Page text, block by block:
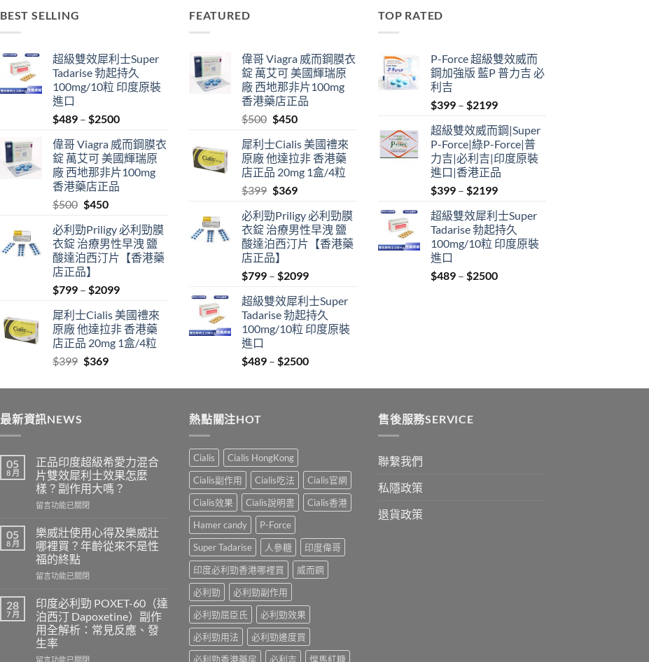
BEST SELLING
超級雙效犀利士Super
Tadarise 勃起持久
100mg/10粒 印度原裝
進口
$489 – $2500Price
$489
through
$2500
偉哥 Viagra 威而鋼膜衣
錠 萬艾可 美國輝瑞原
廠 西地那非片100mg
香港藥店正品
$500 Original
was:
$500.
$450Current
is:
$450.
必利勁Priligy 必利勁膜
衣錠 治療男性早洩 鹽
酸達泊西汀片【香港藥
店正品】
$799 – $2099Price
$799
through
$2099
犀利士Cialis 美國禮來
原廠 他達拉非 香港藥
店正品 20mg 1盒/4粒
$399 Original
was:
$369Current
is:
FEATURED
偉哥 Viagra 威而鋼膜衣
錠 萬艾可 美國輝瑞原
廠 西地那非片100mg
香港藥店正品
$500 Original
was:
$500.
$450Current
is:
$450.
犀利士Cialis 美國禮來
原廠 他達拉非 香港藥
店正品 20mg 1盒/4粒
$399 Original
was:
$399.
$369Current
is:
$369.
必利勁Priligy 必利勁膜
衣錠 治療男性早洩 鹽
酸達泊西汀片【香港藥
店正品】
$799 – $2099Price
$799
through
$2099
超級雙效犀利士Super
Tadarise 勃起持久
100mg/10粒 印度原裝
進口
$489 – $2500Price
$489
TOP RATED
P-Force 超級雙效威而
鋼加強版 藍P 普力吉 必
利吉
$399 – $2199Price
$399
through
$2199
超級雙效威而鋼|Super
P-Force|綠P-Force|普
力吉|必利吉|印度原裝
進口|香港正品
$399 – $2199Price
$399
through
$2199
超級雙效犀利士Super
Tadarise 勃起持久
100mg/10粒 印度原裝
進口
$489 – $2500Price
最新資訊NEWS
05
8 月
正品印度超級希愛力混合
片雙效犀利士效果怎麼
樣？副作用大嗎？
在
品
印
度
超
級
愛
力
混
合
片
雙
留言功能已關閉
05
8 月
樂威壯使用心得及樂威壯
哪裡買？年齡從來不是性
福的終點
在
威
壯
使
用
心
得
留言功能已關閉
28
7 月
印度必利勁 POXET-60（達
泊西汀 Dapoxetine）副作
用全解析：常見反應、發
生率
在
留言功能已關閉
熱點關注HOT
Cialis
Cialis HongKong
Cialis副作用
Cialis吃法
Cialis官網
Cialis效果
Cialis說明書
Cialis香港
Hamer candy
P-Force
Super Tadarise
人參糖
印度偉哥
印度必利勁香港哪裡買
威而鋼
必利勁
必利勁副作用
必利勁屈臣氏
必利勁效果
必利勁用法
必利勁邊度買
必利勁香港藥房
必利吉 悍馬紅糖
售後服務SERVICE
聯繫我們
私隱政策
退貨政策